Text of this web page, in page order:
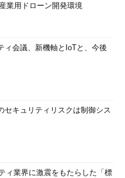
産業用ドローン開発環境
ィ会議、新機軸とIoTと、今後
セキュリティリスクは制御シス
ィ業界に激震をもたらした「標